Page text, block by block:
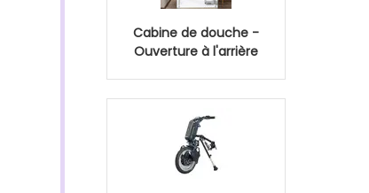
Cabine de douche -
Ouverture à l'arrière